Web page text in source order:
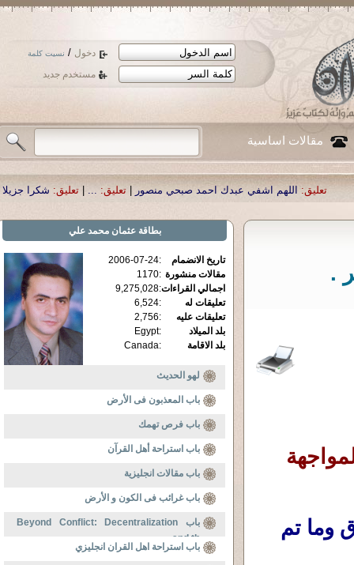
دخول / نسيت كلمة
مستخدم جديد
مقالات اساسية
اشفي عبدك احمد صبحي منصور |تعليق: ...
|تعليق: شكرا جزيلا أستاذ حمد
.
بطاقةعثمان محمد علي
تاريخ الانضمام :
2006-07-24
مقالات منشورة :
1170
اجمالي القراءات:
9,275,028
تعليقات له
:
6,524
تعليقات عليه
:
2,756
بلد الميلاد
:
Egypt
بلد الاقامة
:
Canada
لهو الحديث
باب المعذبون فى الأرض
باب فرص تهمك
باب استراحة أهل القرآن
باب مقالات انجليزية
باب غرائب فى الكون و الأرض
باب Beyond Conflict: Decentralization
and th
باب استراحة اهل القران انجليزي